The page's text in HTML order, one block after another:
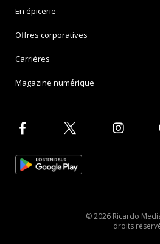
En épicerie
Offres corporatives
Carrières
Magazine numérique
© 2026 Ricardo
droits